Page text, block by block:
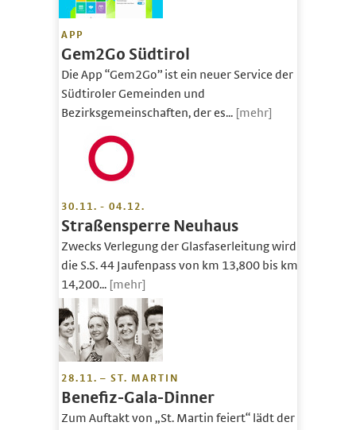
APP
Gem2Go Südtirol
Die App “Gem2Go” ist ein neuer Service der
Südtiroler Gemeinden und
Bezirksgemeinschaften, der es... [mehr]
30.11. - 04.12.
Straßensperre Neuhaus
Zwecks Verlegung der Glasfaserleitung wird
die S.S. 44 Jaufenpass von km 13,800 bis km
14,200... [mehr]
28.11. – ST. MARTIN
Benefiz-Gala-Dinner
Zum Auftakt von „St. Martin feiert“ lädt der